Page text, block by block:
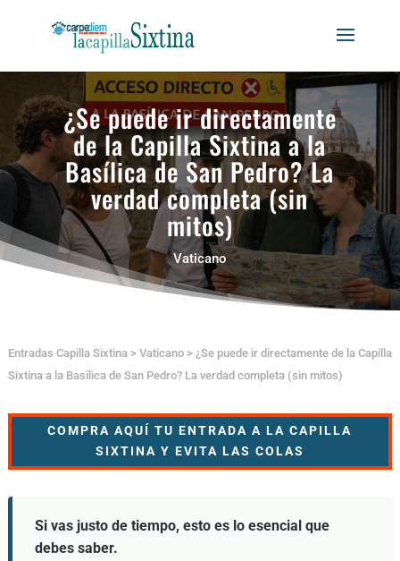
¿Se puede ir directamente
de la Capilla Sixtina a la
Basílica de San Pedro? La
verdad completa (sin
mitos)
Vaticano
Entradas Capilla Sixtina> Vaticano> ¿Se puede ir directamente de la Capilla
Sixtina a la Basílica de San Pedro? La verdad completa (sin mitos)
COMPRA AQUÍ TU ENTRADA A LA CAPILLA
SIXTINA Y EVITA LAS COLAS
Si vas justo de tiempo, esto es lo esencial que
debes saber.